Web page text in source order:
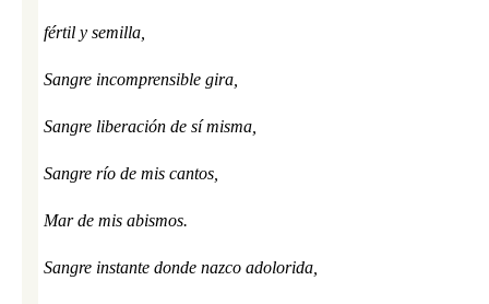
fértil y semilla,
Sangre incomprensible gira,
Sangre liberación de sí misma,
Sangre río de mis cantos,
Mar de mis abismos.
Sangre instante donde nazco adolorida,